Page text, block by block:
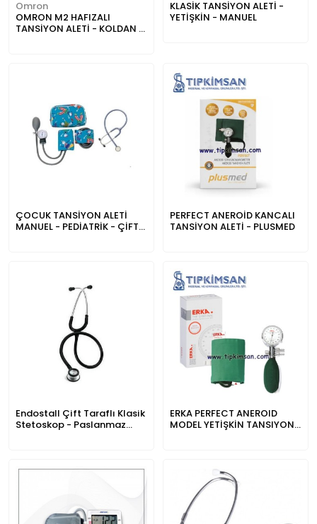
Omron
OMRON M2 HAFIZALI
TANSİYON ALETİ - KOLDAN -
KLASİK TANSİYON ALETİ -
YETİŞKİN - MANUEL
ÇOCUK TANSİYON ALETİ
MANUEL - PEDİATRİK - ÇİFT
PERFECT ANEROİD KANCALI
TANSİYON ALETİ - PLUSMED
Endostall Çift Taraflı Klasik
Stetoskop - Paslanmaz
ERKA PERFECT ANEROID
MODEL YETİŞKİN TANSIYON